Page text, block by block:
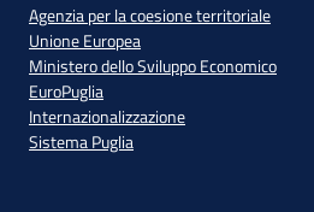
Agenzia per la coesione territoriale
Unione Europea
Ministero dello Sviluppo Economico
EuroPuglia
Internazionalizzazione
Sistema Puglia